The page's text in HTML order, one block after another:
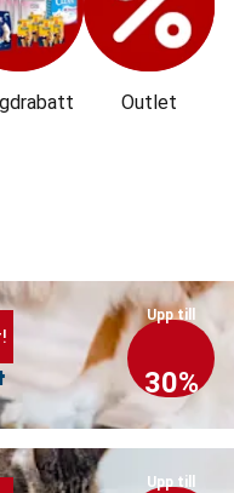
Outlet
Upp till
30%
Upp till